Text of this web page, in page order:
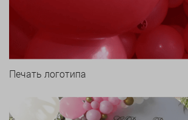
Печать логотипа